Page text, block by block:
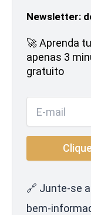
Newsletter:
🚀 Aprenda
apenas 3
gratuito
🔗 Junte-se
bem-